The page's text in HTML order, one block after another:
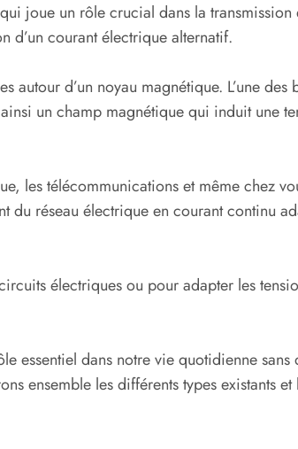
joue un rôle crucial dans la
d’un courant électrique alternatif.
d’un noyau magnétique. L’une
un champ magnétique qui induit une
les télécommunications et même chez
réseau électrique en courant continu
électriques ou pour adapter les
essentiel dans notre vie quotidienne sans
ensemble les différents types existants